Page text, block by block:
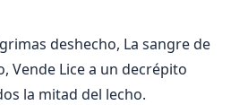
deshecho, La sangre de
Vende Lice a un decrépito
la mitad del lecho.